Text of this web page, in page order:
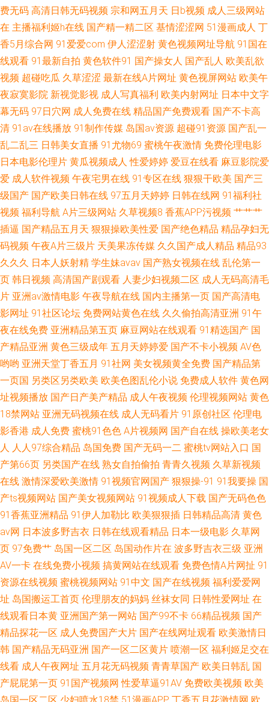
www日日 免费超碰在线99 性爱福利网 白丝喷水网站 精品在线视频 四虎性
爱aV 97欧美资源
费无码 高清日韩无码视频 宗和网五月天 日b视频 成人三级网站
在 主播福利姬h在线 国产精一精二区 基情涩涩网 51漫画成人 丁
香5月综合网 91爱爱com 伊人涩涩射 黄色视频网址导航 91国在
线观看 91最新自拍 黄色软件91 国产操女人 国产乱人 欧美乱欲
视频 超碰吃瓜 久草涩涩 最新在线A片网址 黄色视屏网站 欧美午
夜寂寞影院 新视觉影视 成人写真福利 欧美内射网址 日本中文字
幕无码 97日穴网 成人免费在线 精品国产免费观看 国产不卡高
清 91av在线播放 91制作传媒 岛国av资源 超碰91资源 国产乱一
乱二乱三 日韩美女直播 91尤物69 蜜桃午夜激情 免费伦理电影
日本电影伦理片 黄瓜视频成人 性爱婷婷 爱豆在线看 麻豆影院爱
爱 成人软件视频 午夜宅男在线 91专区在线 狠狠干欧美 国产三
级国产 国产欧美日韩在线 97五月天婷婷 日韩在线网 91福利社
视频 福利导航 A片三级网站 久草视频8 香蕉APP污视频 艹艹艹
插逼 国产精品五月天 狠狠操欧美性爱 国产绝色精品 精品孕妇无
码视频 午夜A片三级片 天美果冻传媒 久久国产成人精品 精品93
久久久 日本人妖射精 学生妹avav 国产熟女视频在线 乱伦第一
页 韩日视频 高清国产剧观看 人妻少妇视频二区 成人无码高清毛
片 亚洲av激情电影 午夜导航在线 国内主播第一页 国产高清电
影网址 91社区论坛 免费网站黄色在线 久久偷拍高清亚洲 91午
夜在线免费 亚洲精品第五页 麻豆网站在线观看 91精选国产 国
产精品亚洲 黄色三级成年 五月天婷婷爱 国产不卡小视频 AV色
哟哟 亚洲天堂丁香五月 91社网 美女视频黄全免费 国产精品第
一页国 另类区另类欧美 欧美色图乱伦小说 免费成人软件 黄色网
址视频播放 国产日产美产精品 成人午夜视频 伦理视频网站 黄色
18禁网站 亚洲无码视频在线 成人无码看片 91原创社区 伦理电
影香港 成人免费 蜜桃91色色 A片视频网 国产自在线 操欧美老女
人 人人97综合精品 岛国免费 国产无码一二 蜜桃tv网站入口 国
产第66页 另类国产在线 熟女自拍偷拍 青青久视频 久草新视频
在线 激情深爱欧美激情 91视频官网国产 狠狠操-91 91我要操 国
产ts视频网站 国产美女视频网站 91视频成人下载 国产无码色色
91香蕉亚洲精品 91伊人加勒比 欧美狠狠插 日韩精品高清 黄色
av网 日本波多野吉衣 日韩在线观看精品 日本一级电影 久草网
页 97免费艹 岛国一区二区 岛国动作片在 波多野吉衣三级 亚洲
AV一卡 在线免费小视频 搞黄网站在线观看 免费色情A片网扯 91
资源在线视频 蜜桃视频网站 91中文 国产在线视频 福利爱爱网
址 岛国搬运工首页 伦理朋友的妈妈 丝袜女同 日韩性爱网址 在
线观看日本黄 亚洲国产第一网站 国产99不卡 66精品视频 国产
精品探花一区 成人免费国产大片 国产在线网址观看 欧美激情日
韩 国产精品无码亚洲 国产一区二区黄片 喷潮一区 福利姬足交在
线看 成人午夜网址 五月花无码视频 青青草国产 欧美日韩乱 国
产屁屁第一页 91国产视频网 性爱草逼91AV 免费欧美视频 欧美